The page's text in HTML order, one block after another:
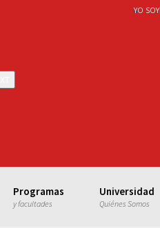
YO SOY
Programas
y facultades
Universidad
Quiénes Somos